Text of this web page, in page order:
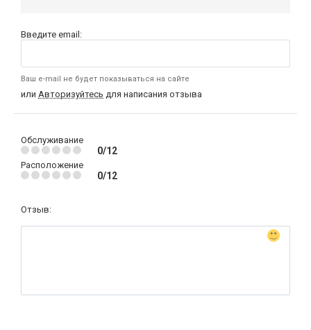
Введите email:
Ваш e-mail не будет показываться на сайте
или Авторизуйтесь для написания отзыва
Обслуживание
0/12
Расположение
0/12
Отзыв: